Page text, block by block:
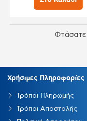
Φτάσατε
Χρήσιμες Πληροφορίες
Τρόποι Πληρωμής
Τρόποι Αποστολής